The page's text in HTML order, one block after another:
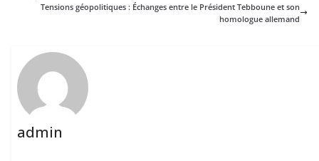
Tensions géopolitiques : Échanges entre le Président Tebboune et son
homologue allemand
admin